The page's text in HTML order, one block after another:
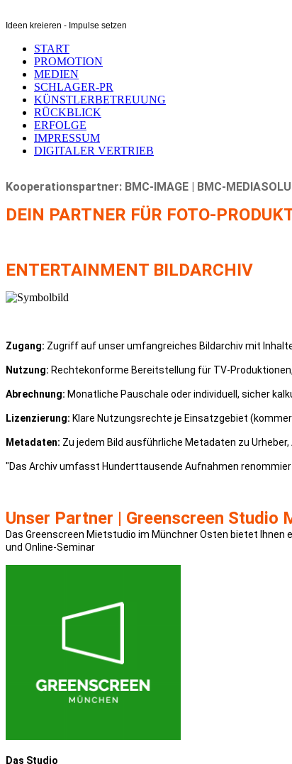
Ideen kreieren - Impulse setzen
START
PROMOTION
MEDIEN
SCHLAGER-PR
KÜNSTLERBETREUUNG
RÜCKBLICK
ERFOLGE
IMPRESSUM
DIGITALER VERTRIEB
Kooperationspartner: BMC-IMAGE | BMC-
DEIN PARTNER FÜR FOTO-
ENTERTAINMENT BILDARCHIV
Zugang: Zugriff auf unser umfangreiches Bildarchiv mit
Nutzung: Rechtekonforme Bereitstellung für TV-
Abrechnung: Monatliche Pauschale oder individuell, sicher
Lizenzierung: Klare Nutzungsrechte je Einsatzgebiet
Metadaten: Zu jedem Bild ausführliche Metadaten zu
"Das Archiv umfasst Hunderttausende Aufnahmen
Unser Partner | Greenscreen Studio
Das Greenscreen Mietstudio im Münchner Osten bietet
und Online-Seminar
Das Studio